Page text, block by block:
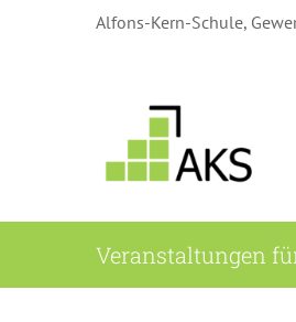
Alfons-Kern-Schule,
Veranstaltungen